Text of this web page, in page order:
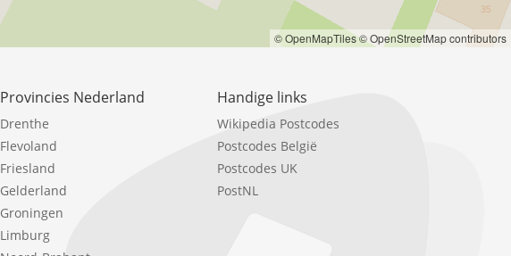
© OpenMapTiles© OpenStreetMap contributors
Provincies Nederland
Drenthe
Flevoland
Friesland
Gelderland
Groningen
Limburg
Handige links
Wikipedia Postcodes
Postcodes België
Postcodes UK
PostNL